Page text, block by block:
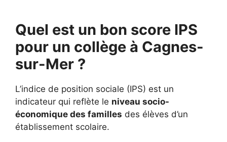
Quel est un bon score IPS
pour un collège à Cagnes-
sur-Mer ?
L’indice de position sociale (IPS) est un
indicateur qui reflète le niveau socio-
économique des familles des élèves d’un
établissement scolaire.